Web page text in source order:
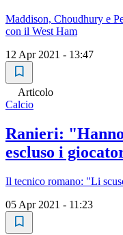
Maddison, Choudhury e
con il West Ham
12 Apr 2021 - 13:47
Articolo
Calcio
Ranieri:
escluso i
Il tecnico romano: "Li
05 Apr 2021 - 11:23